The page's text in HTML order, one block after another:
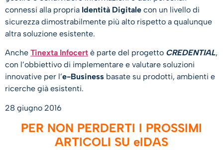
connessi alla propria Identità Digitale con un livello di
sicurezza dimostrabilmente più alto rispetto a qualunque
altra soluzione esistente.
Anche Tinexta Infocert è parte del progetto CREDENTIAL,
con l’obbiettivo di implementare e valutare soluzioni
innovative per l’e-Business basate su prodotti, ambienti e
ricerche già esistenti.
28 giugno 2016
PER NON PERDERTI I PROSSIMI
ARTICOLI SU eIDAS